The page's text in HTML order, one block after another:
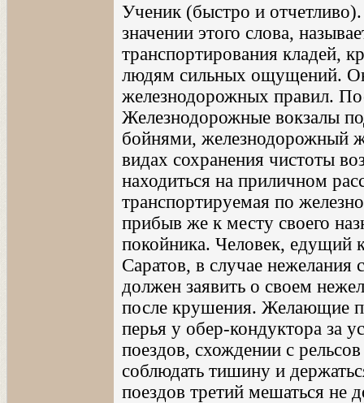
Ученик (быстро и
значении этого слова,
транспортирования кладей,
людям сильных ощущений.
железнодорожных правил.
Железнодорожные вокзалы
бойнями, железнодорожный
видах сохранения чистоты
находиться на приличном
транспортируемая по
прибыв же к месту своего
покойника. Человек, едущий
Саратов, в случае нежелания
должен заявить о своем
после крушения. Желающие
перья у обер-кондуктора за
поездов, схождении с
соблюдать тишину и
поездов третий мешаться не